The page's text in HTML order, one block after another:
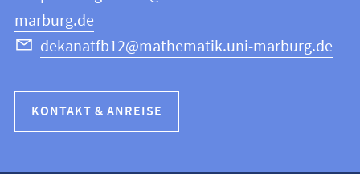
marburg.de
dekanatfb12@mathematik.uni-marburg.de
KONTAKT & ANREISE